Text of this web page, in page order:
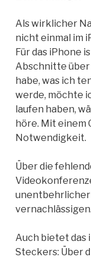
Als wirklicher
nicht einmal im
Für das iPhone
Abschnitte über
habe, was ich
werde, möchte
laufen haben,
höre. Mit einem
Notwendigkeit.
Über die
unentbehrlicher
Auch bietet das
Steckers: Über